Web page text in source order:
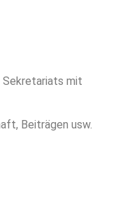
Sekretariats mit
Beiträgen usw.